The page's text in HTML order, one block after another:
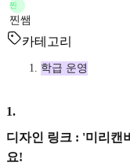
찐
찐쌤
카테고리
학급 운영
1.
디자인 링크 : '미리캔
요!